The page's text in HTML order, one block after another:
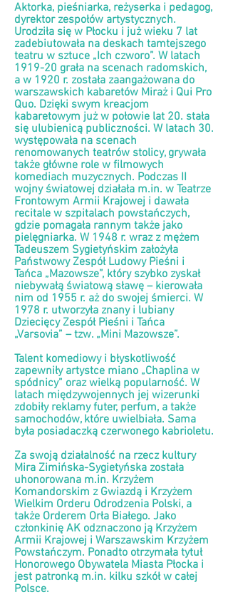
Aktorka, pieśniarka, reżyserka i pedagog,
dyrektor zespołów artystycznych.
Urodziła się w Płocku i już wieku 7 lat
zadebiutowała na deskach tamtejszego
teatru w sztuce „Ich czworo”. W latach
1919-20 grała na scenach radomskich,
a w 1920 r. została zaangażowana do
warszawskich kabaretów Miraż i Qui Pro
Quo. Dzięki swym kreacjom
kabaretowym już w połowie lat 20. stała
się ulubienicą publiczności. W latach 30.
występowała na scenach
renomowanych teatrów stolicy, grywała
także główne role w filmowych
komediach muzycznych. Podczas II
wojny światowej działała m.in. w Teatrze
Frontowym Armii Krajowej i dawała
recitale w szpitalach powstańczych,
gdzie pomagała rannym także jako
pielęgniarka. W 1948 r. wraz z mężem
Tadeuszem Sygietyńskim założyła
Państwowy Zespół Ludowy Pieśni i
Tańca „Mazowsze”, który szybko zyskał
niebywałą światową sławę – kierowała
nim od 1955 r. aż do swojej śmierci. W
1978 r. utworzyła znany i lubiany
Dziecięcy Zespół Pieśni i Tańca
„Varsovia” – tzw. „Mini Mazowsze”.
Talent komediowy i błyskotliwość
zapewniły artystce miano „Chaplina w
spódnicy” oraz wielką popularność. W
latach międzywojennych jej wizerunki
zdobiły reklamy futer, perfum, a także
samochodów, które uwielbiała. Sama
była posiadaczką czerwonego kabrioletu.
Za swoją działalność na rzecz kultury
Mira Zimińska-Sygietyńska została
uhonorowana m.in. Krzyżem
Komandorskim z Gwiazdą i Krzyżem
Wielkim Orderu Odrodzenia Polski, a
także Orderem Orła Białego. Jako
członkinię AK odznaczono ją Krzyżem
Armii Krajowej i Warszawskim Krzyżem
Powstańczym. Ponadto otrzymała tytuł
Honorowego Obywatela Miasta Płocka i
jest patronką m.in. kilku szkół w całej
Polsce.